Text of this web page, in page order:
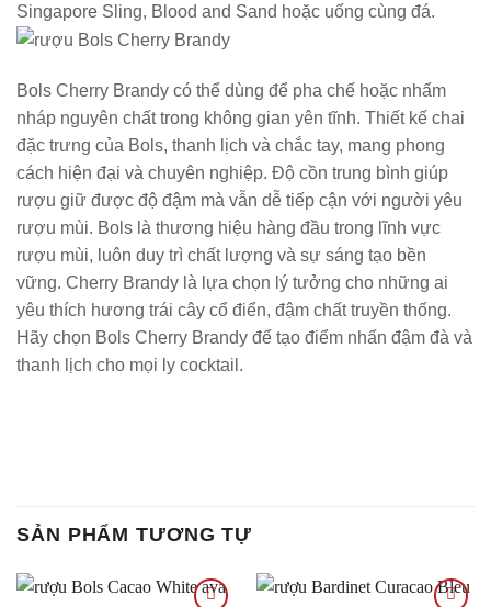
Singapore Sling, Blood and Sand hoặc uống cùng đá.
Bols Cherry Brandy có thể dùng để pha chế hoặc nhấm
nháp nguyên chất trong không gian yên tĩnh. Thiết kế chai
đặc trưng của Bols, thanh lịch và chắc tay, mang phong
cách hiện đại và chuyên nghiệp. Độ cồn trung bình giúp
rượu giữ được độ đậm mà vẫn dễ tiếp cận với người yêu
rượu mùi. Bols là thương hiệu hàng đầu trong lĩnh vực
rượu mùi, luôn duy trì chất lượng và sự sáng tạo bền
vững. Cherry Brandy là lựa chọn lý tưởng cho những ai
yêu thích hương trái cây cổ điển, đậm chất truyền thống.
Hãy chọn Bols Cherry Brandy để tạo điểm nhấn đậm đà và
thanh lịch cho mọi ly cocktail.
SẢN PHẨM TƯƠNG TỰ